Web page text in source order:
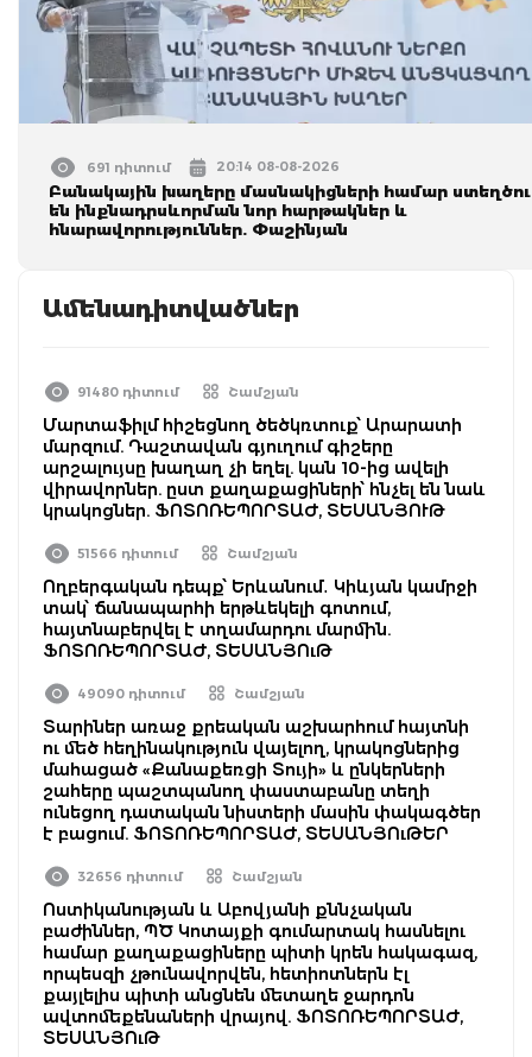
691 դիտում 20:14 08-08-2026
Բանակային խաղերը մասնակիցների համար
են ինքնադրսևորման նոր հարթակներ և
հնարավորություններ. Փաշինյան
Ամենադիտվածներ
91480 դիտում Շամշյան
Մարտաֆիլմ հիշեցնող ծեծկռտուք՝ Արարատի
մարզում. Դաշտավան գյուղում գիշերը
արշալույսը խաղաղ չի եղել. կան 10-ից ավելի
վիրավորներ. ըստ քաղաքացիների՝ հնչել են նաև
կրակոցներ. ՖՈՏՈՌԵՊՈՐՏԱԺ, ՏԵՍԱՆՅՈՒԹ
51566 դիտում Շամշյան
Ողբերգական դեպք՝ Երևանում․ Կիևյան կամրջի
տակ՝ ճանապարհի երթևեկելի գոտում,
հայտնաբերվել է տղամարդու մարմին.
ՖՈՏՈՌԵՊՈՐՏԱԺ, ՏԵՍԱՆՅՈւԹ
49090 դիտում Շամշյան
Տարիներ առաջ քրեական աշխարհում հայտնի
ու մեծ հեղինակություն վայելող, կրակոցներից
մահացած «Քանաքեռցի Տույի» և ընկերների
շահերը պաշտպանող փաստաբանը տեղի
ունեցող դատական նիստերի մասին փակագծեր
է բացում. ՖՈՏՈՌԵՊՈՐՏԱԺ, ՏԵՍԱՆՅՈւԹԵՐ
32656 դիտում Շամշյան
Ոստիկանության և Աբովյանի քննչական
բաժիններ, ՊԾ Կոտայքի գումարտակ հասնելու
համար քաղաքացիները պիտի կրեն հակագազ,
որպեսզի չթունավորվեն, հետիոտներն էլ
քայլելիս պիտի անցնեն մետաղե ջարդոն
ավտոմեքենաների վրայով. ՖՈՏՈՌԵՊՈՐՏԱԺ,
ՏԵՍԱՆՅՈւԹ